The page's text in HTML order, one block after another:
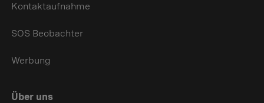
Kontaktaufnahme
SOS Beobachter
Werbung
Über uns